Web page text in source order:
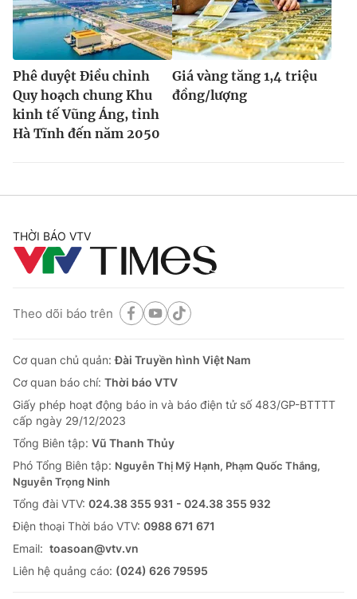
Phê duyệt Điều chỉnh
Quy hoạch chung Khu
kinh tế Vũng Áng, tỉnh
Hà Tĩnh đến năm 2050
Giá vàng tăng 1,4 triệu
đồng/lượng
THỜI BÁO VTV
Theo dõi báo trên
Cơ quan chủ quản:Đài Truyền hình Việt Nam
Cơ quan báo chí: Thời báo VTV
Giấy phép hoạt động báo in và báo điện tử số 483/GP-BTTTT
cấp ngày 29/12/2023
Tổng Biên tập: Vũ Thanh Thủy
Phó Tổng Biên tập: Nguyễn Thị Mỹ Hạnh, Phạm Quốc Thắng,
Nguyễn Trọng Ninh
Tổng đài VTV: 024.38 355 931 - 024.38 355 932
Ðiện thoại Thời báo VTV: 0988 671 671
Email: toasoan@vtv.vn
Liên hệ quảng cáo: (024) 626 79595